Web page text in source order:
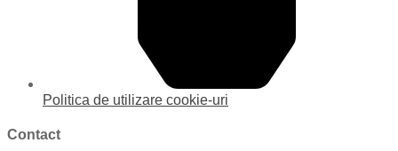
Politica de utilizare cookie-uri
Contact